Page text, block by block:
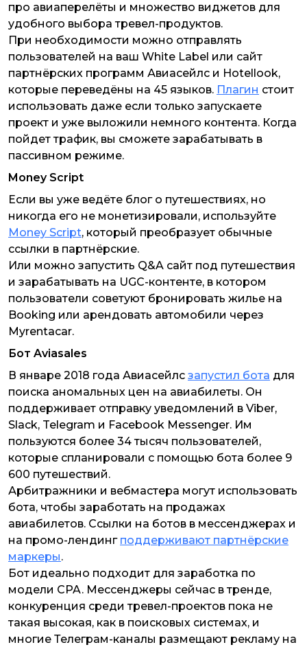
про авиаперелёты и множество виджетов для
удобного выбора тревел-продуктов.
При необходимости можно отправлять
пользователей на ваш White Label или сайт
партнёрских программ Авиасейлс и Hotellook,
которые переведёны на 45 языков. Плагин стоит
использовать даже если только запускаете
проект и уже выложили немного контента. Когда
пойдет трафик, вы сможете зарабатывать в
пассивном режиме.
Money Script
Если вы уже ведёте блог о путешествиях, но
никогда его не монетизировали, используйте
Money Script, который преобразует обычные
ссылки в партнёрские.
Или можно запустить Q&A сайт под путешествия
и зарабатывать на UGC-контенте, в котором
пользователи советуют бронировать жилье на
Booking или арендовать автомобили через
Myrentacar.
Бот Aviasales
В январе 2018 года Авиасейлс запустил бота для
поиска аномальных цен на авиабилеты. Он
поддерживает отправку уведомлений в Viber,
Slack, Telegram и Facebook Messenger. Им
пользуются более 34 тысяч пользователей,
которые спланировали с помощью бота более 9
600 путешествий.
Арбитражники и вебмастера могут использовать
бота, чтобы заработать на продажах
авиабилетов. Ссылки на ботов в мессенджерах и
на промо-лендинг поддерживают партнёрские
маркеры.
Бот идеально подходит для заработка по
модели CPA. Мессенджеры сейчас в тренде,
конкуренция среди тревел-проектов пока не
такая высокая, как в поисковых системах, и
многие Телеграм-каналы размещают рекламу на